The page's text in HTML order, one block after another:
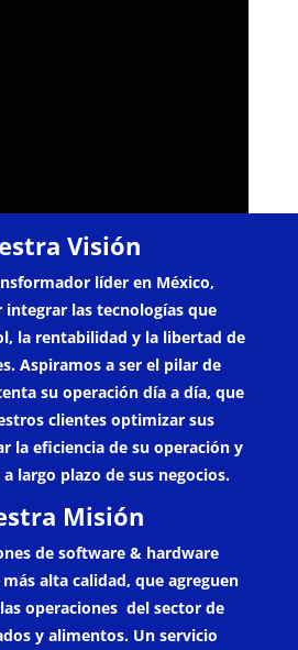
Visión
líder en México,
integrar las tecnologías que
la rentabilidad y la libertad de
Aspiramos a ser el pilar de
su operación día a día, que
clientes optimizar sus
la eficiencia de su operación y
largo plazo de sus negocios.
Misión
de software & hardware
alta calidad, que agreguen
operaciones del sector de
y alimentos. Un servicio